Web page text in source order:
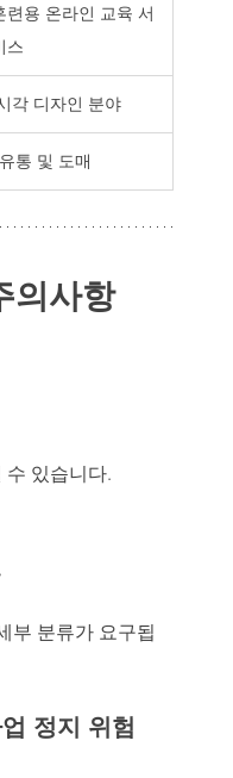
용 온라인 교육 서
스
각 디자인 분야
통 및 도매
의사항
수 있습니다.
부 분류가 요구됩
정지 위험